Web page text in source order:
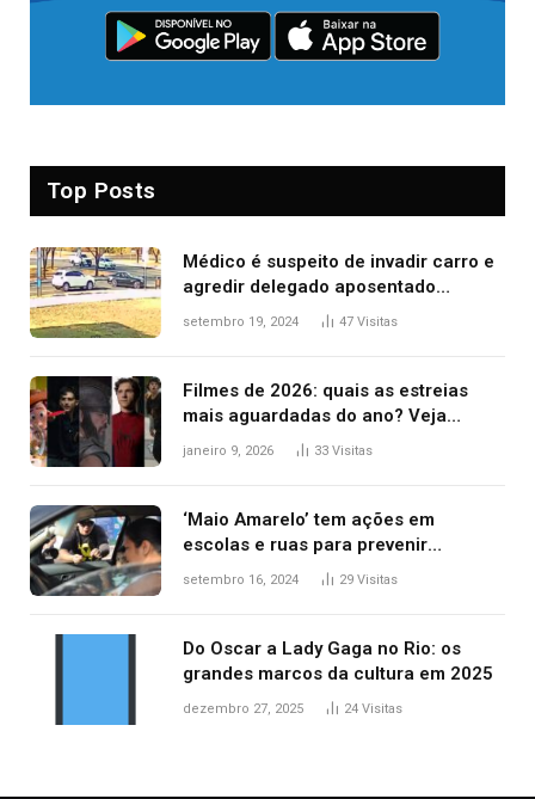
Top Posts
Médico é suspeito de invadir carro e
agredir delegado aposentado
durante confusão no trânsito
setembro 19, 2024 47 Visitas
Filmes de 2026: quais as estreias
mais aguardadas do ano? Veja
principais lançamentos do cinema
janeiro 9, 2026 33 Visitas
‘Maio Amarelo’ tem ações em
escolas e ruas para prevenir
acidentes no trânsito no AP
setembro 16, 2024 29 Visitas
Do Oscar a Lady Gaga no Rio: os
grandes marcos da cultura em 2025
dezembro 27, 2025 24 Visitas